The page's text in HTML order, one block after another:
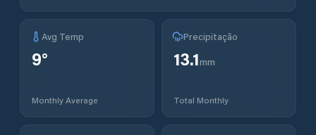
Avg Temp
9°
Monthly Average
Precipitação
13.1mm
Total Monthly